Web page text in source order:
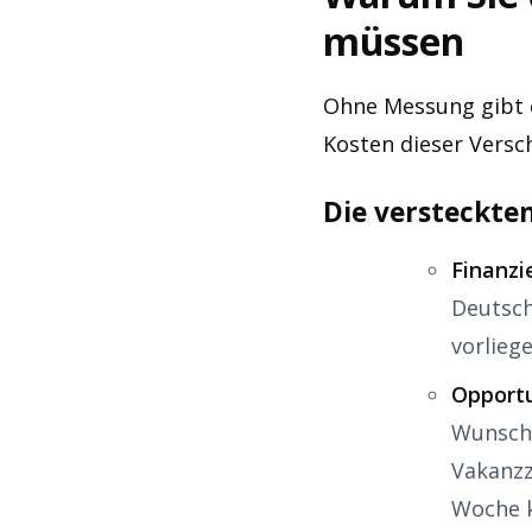
müssen
Ohne Messung gibt
Kosten dieser
Die
Woche